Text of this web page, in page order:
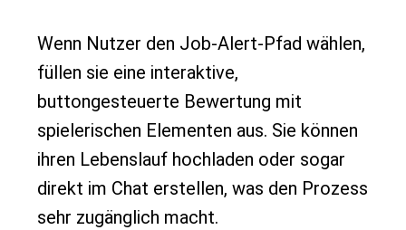
Wenn Nutzer den Job-Alert-Pfad wählen,
füllen sie eine interaktive,
buttongesteuerte Bewertung mit
spielerischen Elementen aus. Sie können
ihren Lebenslauf hochladen oder sogar
direkt im Chat erstellen, was den Prozess
sehr zugänglich macht.